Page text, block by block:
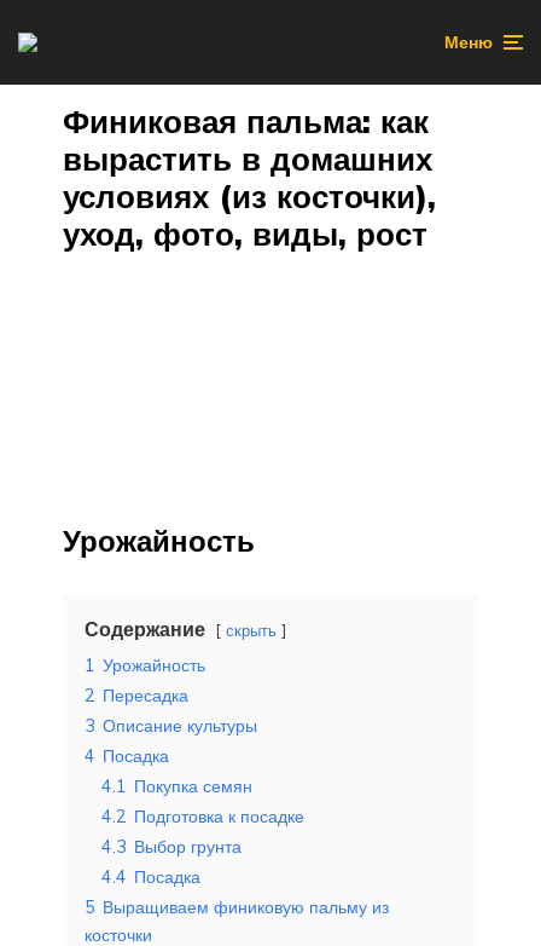
Меню
Финиковая пальма: как
вырастить в домашних
условиях (из косточки),
уход, фото, виды, рост
Урожайность
Содержание скрыть
1 Урожайность
2 Пересадка
3 Описание культуры
4 Посадка
4.1 Покупка семян
4.2 Подготовка к посадке
4.3 Выбор грунта
4.4 Посадка
5 Выращиваем финиковую пальму из
косточки